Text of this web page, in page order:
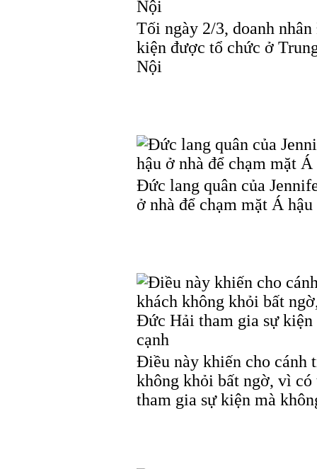
Tối ngày 2/3, doanh
kiện được tổ chức ở
Nội
Đức lang quân của
ở nhà để chạm mặt Á
Điều này khiến cho cánh
không khỏi bất ngờ, vì
tham gia sự kiện mà